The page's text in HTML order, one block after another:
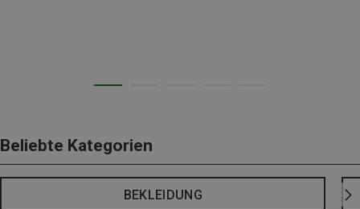
Beliebte Kategorien
BEKLEIDUNG